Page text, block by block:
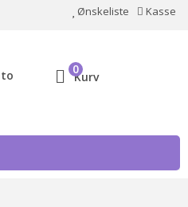
Ønskeliste Kasse
Kurv
0